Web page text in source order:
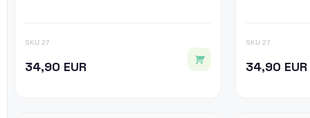
SKU 27
34,90 EUR
SKU 27
34,90 EUR